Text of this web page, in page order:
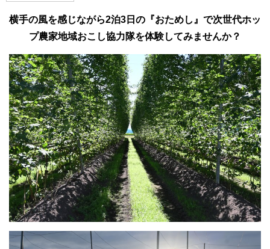
横手の風を感じながら2泊3日の『おためし』で次世代ホッ
プ農家地域おこし協力隊を体験してみませんか？